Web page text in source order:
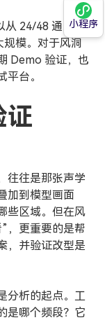
从 24/48 通道逐
规模。对于风洞
Demo 验证，也
台。
证
往往是那张声学
加到模型画面
些区域。但在风
，更重要的是帮
，并验证改型是
分析的起点。工
是哪个频段？它
小程序